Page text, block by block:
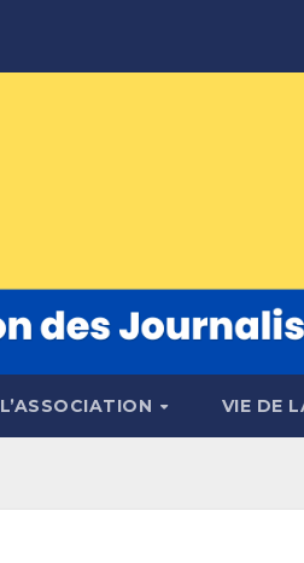
L’ASSOCIATION VIE DE